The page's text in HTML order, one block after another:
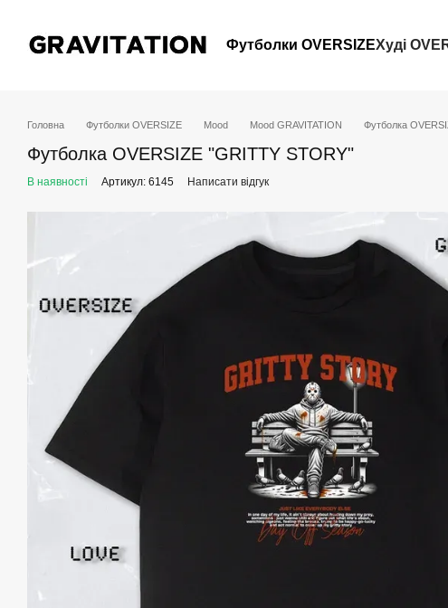
Футболки OVERSIZEХуді
Головна Футболки OVERSIZE Mood Mood GRAVITATION Футболка
Футболка OVERSIZE "GRITTY STORY"
В наявності Артикул: 6145 Написати відгук